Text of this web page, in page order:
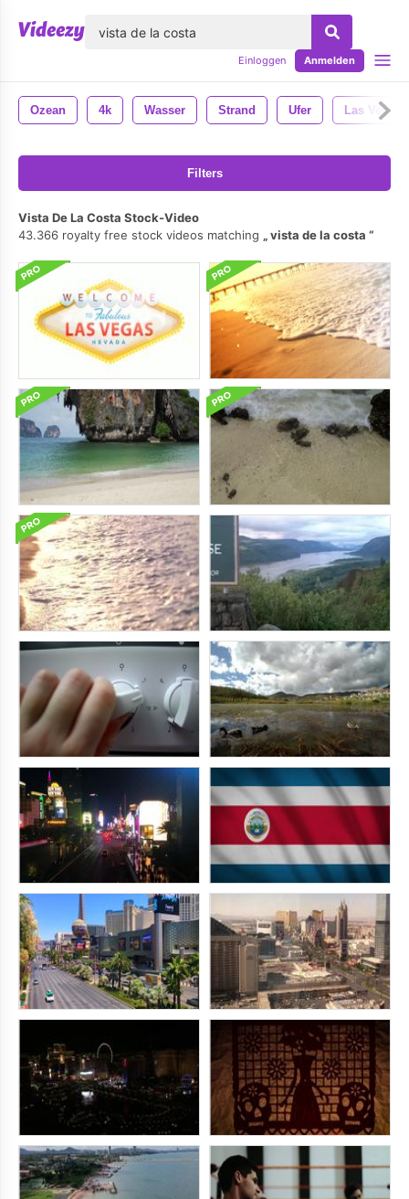
Einloggen Anmelden
Ozean 4k Wasser Strand Ufer Las Vegas
Filters
Vista De La Costa Stock-Video
43.366 royalty free stock videos matching
vista de la costa